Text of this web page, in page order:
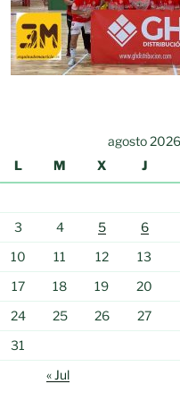
agosto 2026
L
M X J
3
4 5 6
10
11 12 13
17
18 19 20
24
25 26 27
31
« Jul